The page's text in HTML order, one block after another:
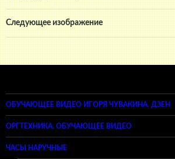
Следующее изображение
ОБУЧАЮЩЕЕ ВИДЕО ИГОРЯ ЧУВАКИНА. ДЗЕН
ОРГТЕХНИКА. ОБУЧАЮЩЕЕ ВИДЕО
ЧАСЫ НАРУЧНЫЕ